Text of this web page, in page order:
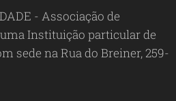
- Associação de
Instituição particular de
sede na Rua do Breiner, 259-